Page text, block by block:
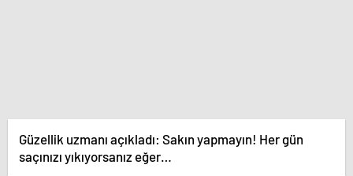
Güzellik uzmanı açıkladı: Sakın yapmayın! Her gün
saçınızı yıkıyorsanız eğer…